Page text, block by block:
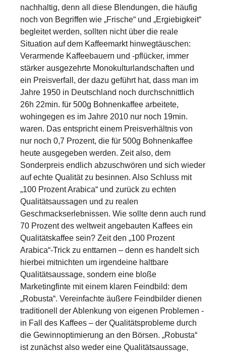
nachhaltig, denn all diese Blendungen, die häufig
noch von Begriffen wie „Frische“ und „Ergiebigkeit“
begleitet werden, sollten nicht über die reale
Situation auf dem Kaffeemarkt hinwegtäuschen:
Verarmende Kaffeebauern und -pflücker, immer
stärker ausgezehrte Monokulturlandschaften und
ein Preisverfall, der dazu geführt hat, dass man im
Jahre 1950 in Deutschland noch durchschnittlich
26h 22min. für 500g Bohnenkaffee arbeitete,
wohingegen es im Jahre 2010 nur noch 19min.
waren. Das entspricht einem Preisverhältnis von
nur noch 0,7 Prozent, die für 500g Bohnenkaffee
heute ausgegeben werden. Zeit also, dem
Sonderpreis endlich abzuschwören und sich wieder
auf echte Qualität zu besinnen. Also Schluss mit
„100 Prozent Arabica“ und zurück zu echten
Qualitätsaussagen und zu realen
Geschmackserlebnissen. Wie sollte denn auch rund
70 Prozent des weltweit angebauten Kaffees ein
Qualitätskaffee sein? Zeit den „100 Prozent
Arabica“-Trick zu enttarnen – denn es handelt sich
hierbei mitnichten um irgendeine haltbare
Qualitätsaussage, sondern eine bloße
Marketingfinte mit einem klaren Feindbild: dem
„Robusta“. Vereinfachte äußere Feindbilder dienen
traditionell der Ablenkung von eigenen Problemen -
in Fall des Kaffees – der Qualitätsprobleme durch
die Gewinnoptimierung an den Börsen. „Robusta“
ist zunächst also weder eine Qualitätsaussage,